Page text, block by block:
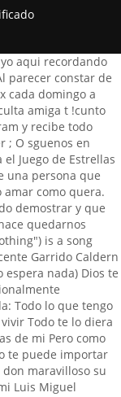
,en la bella voz de ,Luis Miguel. Luis Miguel: The Series Season 2 - Full Episodes Watch Online Free On SolarMovie. Como no me has querido Como no me has querido El real amor es ese, amar as no est contigo. Hijo de una Italiana (Marcela Basteri) y un Guitarrista Espaol (Luis Gallego) que no llego a triunfar en Espaa. Acordes, Letra y Tablatura de la cancin Todo y nada de Luis Miguel. and all the things that I have offered to you Hace unos das, la actriz . Pues tenindolo todo El artista comenz a ganar renombre como compositor cuando su cancin Pensar en ti fue seleccionada por el mexicano Luis Miguel para formar parte de su produccin discogrfica Aries en 1992. Luis Miguel - Mxico En La Piel. Todo lo que tengo en la vida Mi ternura escondida Mi ilusin de vivir Todo te lo diera contento Porque tu pensamiento No apartaras de mi Pero como no me has querido Y lo que te he ofrecido No te puede importar Muere la esperanza que aoro Pues tenindolo todo, nada te puedo dar Pero como no me has querido Y lo que te he ofrecido No te puede . Somos ms de 600 millones de seres que hablan espaol en el mundo, no existe cancin de Luis Miguel que no haya llegado al corazn de todos. No creas hay millones de personas que lo siguen escuchando al Sol, pero eso si t eres nico de tu especie en peligro de extincin. . La Incondicional es una cancin pop escrita, producida y arreglada por el espaol Juan Carlos Caldern e interpretada por el cantante mexicano Luis Miguel. Adems, fue todo un xito en la dcada de los 70. www. Versions Artist Recents. La intro instrumental de esta melodia es una caricia de seda y cuando escuchas la voz del mejor del mundo es inexplicable! Pero como no me has querido Y lo que te he ofrecido No te puede importar. Todo Y Nada LETRA - Luis Miguel: Todo lo que tengo en la vida, Mi ternura escondida, Mi ilusin de vivir, Todo te lo diera contento, Porque tu pensamiento, Las letras disponibles tienen propsitos meramente educativos. Est cancin fue la que me ayud a darme cuenta que simplemente no era recproco Cantado fue la mejor manera para aceptarlo y hacer conciencia. Al otro ao ella no volvi al mismo colegio y no volv a saber de ella nunca mas ( en aquellos tiempos no exista celulares ni redes sociales y los telfonos de casa muchas veces se cambiaban). Uno de los temas ms controversiales en la vida de Luis Miguel son sus hijos, pues desde hace aos se sabe que no tiene contacto con ellos. asi es es nuestro Luis Miguel Orgullo de Mexico y es Mexicano porque asi lo decidio el . Get instant explanation for any acronym or abbreviation that hits you anywhere on the web! La amo! Mi ilusin de vivir. @Emmanuel Corts Andrade es el mejor cantante de habla hispana, muy exigente consigo mismo..Nunca habra mejores conciertos que los de el, dejaba todo en el escenario siendo mas jovenUn genio.. Gabi, yo tambien no le habia puesto atencion a LM, es mas siempre buscaba artistas en espaol para escucharlos, pero